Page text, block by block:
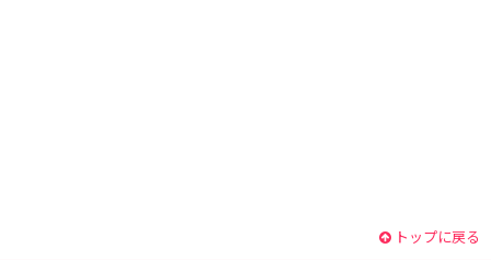
トップに戻る